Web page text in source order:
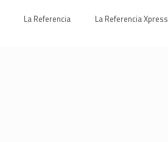
La Referencia La Referencia Xpress